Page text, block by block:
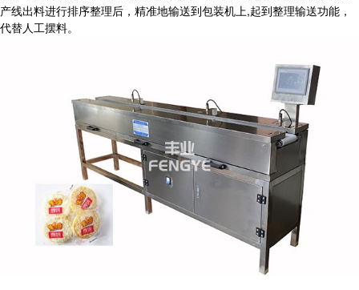
产线出料进行排序整理后，精准地输送到包装机上,起到整理输送功能，
代替人工摆料。